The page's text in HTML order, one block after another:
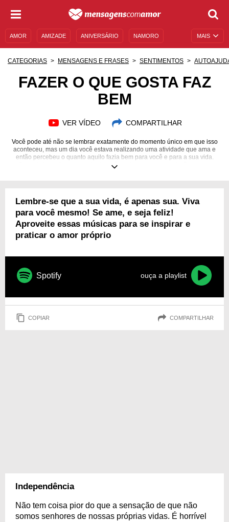
MAIS
AMOR AMIZADE ANIVERSÁRIO NAMORO
MENSAGENS DE ANIVERSÁRIO
CATEGORIAS MENSAGENS E FRASES SENTIMENTOS
FAZER O QUE GOSTA FAZ
BEM
VER VÍDEO COMPARTILHAR
Você pode até não se lembrar exatamente do momento único em que isso
aconteceu, mas um dia você estava realizando uma atividade que ama e
então percebeu o quanto aquilo fazia bem para você e para a sua vida.
Descobrir aquilo que nos faz bem é praticamente uma missão nestes
provar ao mundo que é essencial dar atenção às atividades que mais
gostamos de realizar!
Lembre-se que a sua vida, é apenas sua. Viva
para você mesmo! Se ame, e seja feliz!
Aproveite essas músicas para se inspirar e
praticar o amor próprio
Spotify ouça a playlist
COPIAR COMPARTILHAR
Independência
Não tem coisa pior do que a sensação de que não
somos senhores de nossas próprias vidas. É horrível